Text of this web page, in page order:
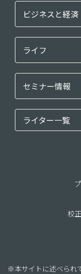
ビジネスと経済
ライフ
セミナー情報
ライター一覧
校
※本サイトに述べられ